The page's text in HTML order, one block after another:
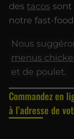
destacos
notre fast-
Nous
menus
et de poulet.
Commandez en
à l’adresse de